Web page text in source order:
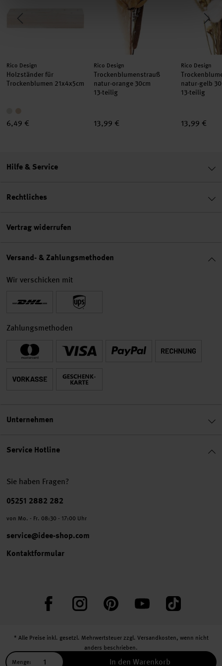
Menge: In den Warenkorb
Hersteller:
Rico Design
Holzständer für
Trockenblumen 21x4x5cm
6,49 €
Hersteller:
Rico Design
Trockenblumenstrauß
natur-orange 30cm
13-teilig
13,99 €
Hersteller:
Rico Design
natur-gelb
13-teilig
13,99 €
Service Hotline
Sie haben Fragen?
Telefonnummer
05251 2882 282
von Mo. - Fr. 08:30 - 17:00 Uhr
service@idee-shop.com
Kontaktformular
FacebookInstagram PinterestYouTube TikTok
Hilfe & Service
Rechtliches
Vertrag widerrufen
Versand- & Zahlungsmethoden
Wir verschicken mit
Zahlungsmethoden
Unternehmen
* Alle Preise inkl. gesetzl. Mehrwertsteuer zzgl. Versandkosten, wenn nicht
anders beschrieben.
** Jede:r Abonnent:in erhält bei erstmaliger Anmeldung für unseren Newsletter